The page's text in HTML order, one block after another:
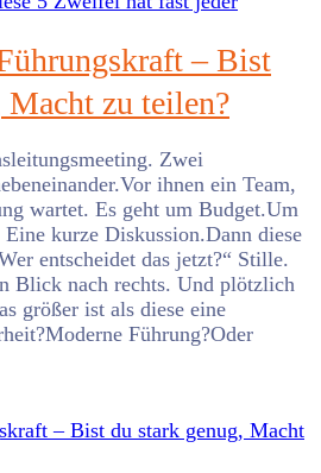
– Bist
Macht zu teilen?
Zwei
ihnen ein Team,
wartet. Es geht um Budget.Um
kurze Diskussion.Dann diese
entscheidet das jetzt?“ Stille.
Blick nach rechts. Und plötzlich
größer ist als diese eine
Führung?Oder
– Bist du stark genug, Macht